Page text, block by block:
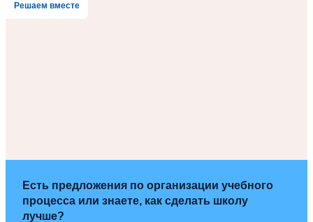
Решаем вместе
Есть предложения по организации учебного
процесса или знаете, как сделать школу
лучше?